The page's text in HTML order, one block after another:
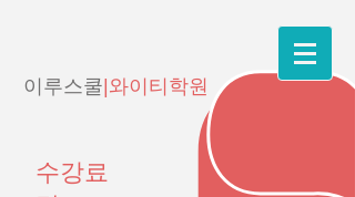
이루스쿨 |와이티학원
수강료